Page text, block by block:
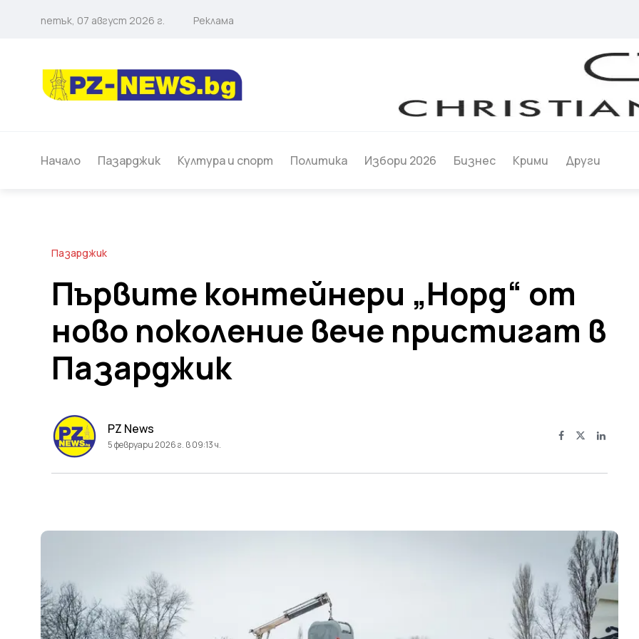
петък, 07 август 2026 г. Реклама
Начало Пазарджик Култура и спорт Политика Избори 2026 Бизнес Крими Други
Пазарджик
Първите контейнери „Норд“ от
ново поколение вече пристигат в
Пазарджик
PZ News
5 февруари 2026 г. в 09:13 ч.